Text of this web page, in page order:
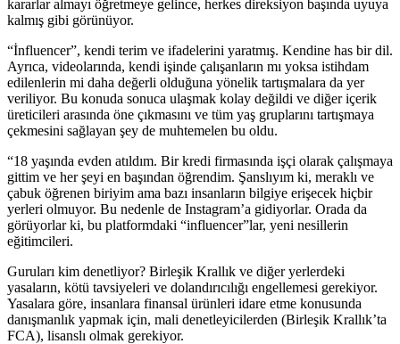
kararlar almayı öğretmeye gelince, herkes direksiyon başında uyuya
kalmış gibi görünüyor.
“İnfluencer”, kendi terim ve ifadelerini yaratmış. Kendine has bir dil.
Ayrıca, videolarında, kendi işinde çalışanların mı yoksa istihdam
edilenlerin mi daha değerli olduğuna yönelik tartışmalara da yer
veriliyor. Bu konuda sonuca ulaşmak kolay değildi ve diğer içerik
üreticileri arasında öne çıkmasını ve tüm yaş gruplarını tartışmaya
çekmesini sağlayan şey de muhtemelen bu oldu.
“18 yaşında evden atıldım. Bir kredi firmasında işçi olarak çalışmaya
gittim ve her şeyi en başından öğrendim. Şanslıyım ki, meraklı ve
çabuk öğrenen biriyim ama bazı insanların bilgiye erişecek hiçbir
yerleri olmuyor. Bu nedenle de Instagram’a gidiyorlar. Orada da
görüyorlar ki, bu platformdaki “influencer”lar, yeni nesillerin
eğitimcileri.
Guruları kim denetliyor? Birleşik Krallık ve diğer yerlerdeki
yasaların, kötü tavsiyeleri ve dolandırıcılığı engellemesi gerekiyor.
Yasalara göre, insanlara finansal ürünleri idare etme konusunda
danışmanlık yapmak için, mali denetleyicilerden (Birleşik Krallık’ta
FCA), lisanslı olmak gerekiyor.